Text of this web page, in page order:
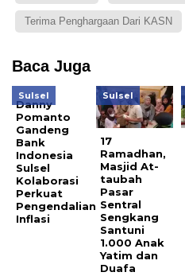
Terima Penghargaan Dari KASN
Baca Juga
Sulsel
Danny
Pomanto
Gandeng
Bank
Indonesia
Sulsel
Kolaborasi
Perkuat
Pengendalian
Inflasi
Sulsel
17
Ramadhan,
Masjid At-
taubah
Pasar
Sentral
Sengkang
Santuni
1.000 Anak
Yatim dan
Duafa